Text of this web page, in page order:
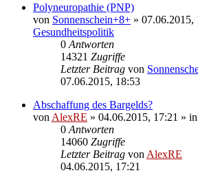
Polyneuropathie (PNP)
von Sonnenschein+8+ » 07.06.2015,
Gesundheitspolitik
0 Antworten
14321 Zugriffe
Letzter Beitrag von
07.06.2015, 18:53
Abschaffung des Bargelds?
von AlexRE » 04.06.2015, 17:21 » in
0 Antworten
14060 Zugriffe
Letzter Beitrag von AlexRE
04.06.2015, 17:21